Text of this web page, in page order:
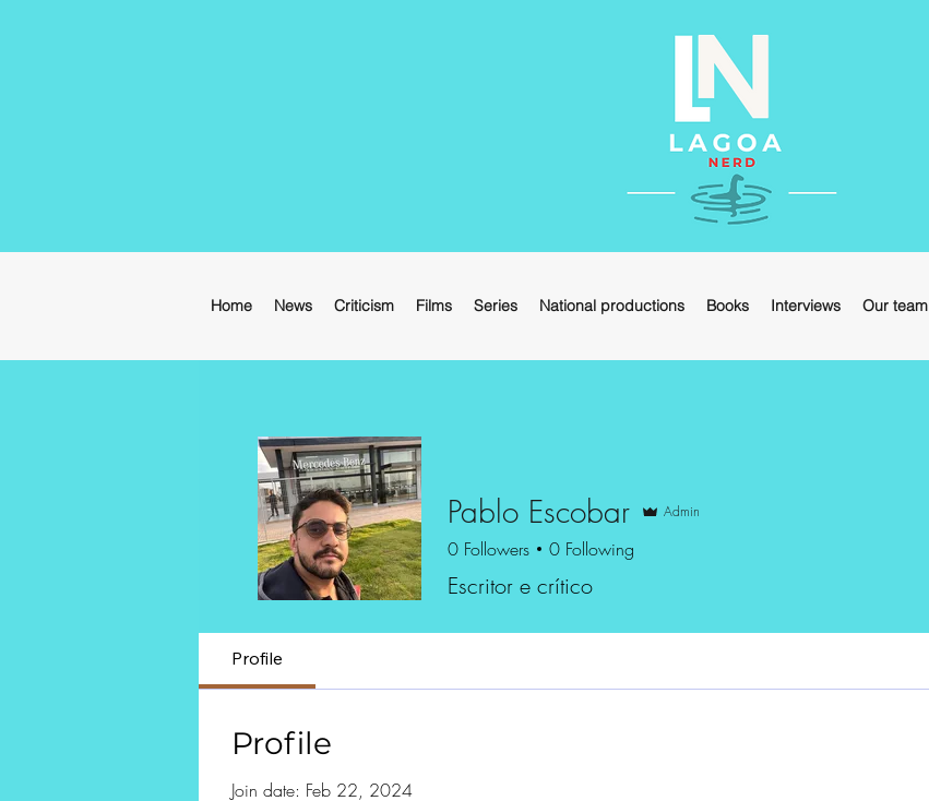
Home News Criticism Films Series National productions Books Interviews Our team
Pablo Escobar Admin
0 Followers 0 Following
Escritor e crítico
Profile
Profile
Join date: Feb 22, 2024